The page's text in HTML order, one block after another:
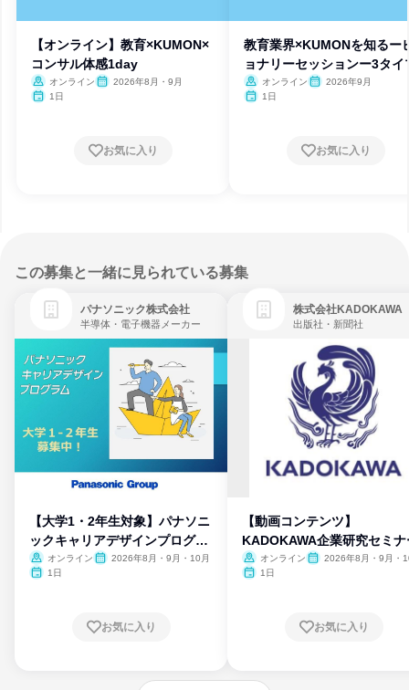
【オンライン】教育×KUMON×
コンサル体感1day
オンライン
2026年8月・9月
1日
お気に入り
教育業界×KUMONを知るー
ョナリーセッションー3タイ
オンライン
2026年9月
1日
お気に入り
この募集と一緒に見られている募集
パナソニック株式会社
半導体・電子機器メーカー
【大学1・2年生対象】パナソニ
ックキャリアデザインプログラ
ム
オンライン
2026年8月・9月・10月
1日
お気に入り
株式会社KADOKAWA
出版社・新聞社
【動画コンテンツ】
KADOKAWA企業研究セミナ
オンライン
2026年8月・9月・
1日
お気に入り